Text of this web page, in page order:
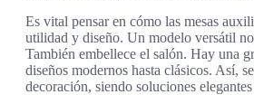
Es vital pensar en cómo las mesas
utilidad y diseño. Un modelo versátil
También embellece el salón. Hay una
diseños modernos hasta clásicos. Así,
decoración, siendo soluciones